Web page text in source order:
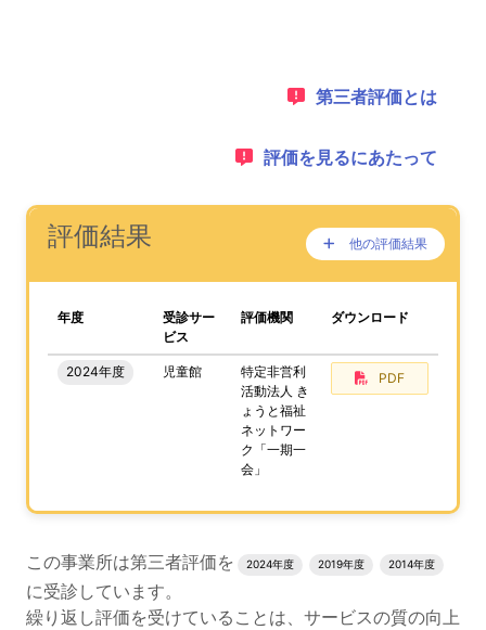
1：
第三者評価とは
2：
評価を見るにあたって
ナビゲーションリンクの読み上げは以上です。
次は事業所評価を公表するためのエリアです。
(タイトル)
評価結果
ここに過去の公表
他の評価結果
が、あります。
、この事業所の評価結果をPDFでダウンロードするこ
年度
受診サー
ビス
評価機関 ダウンロード
2024年度 児童館
特定非営利
活動法人 き
ょうと福祉
ネットワー
ク「一期一
会」
PDF
評価結果のPDFでのダウンロードエリアの読み上げは以上
この事業所は第三者評価を 2024年度 2019年度 2014年度
に受診しています。
繰り返し評価を受けていることは、サービスの質の向上